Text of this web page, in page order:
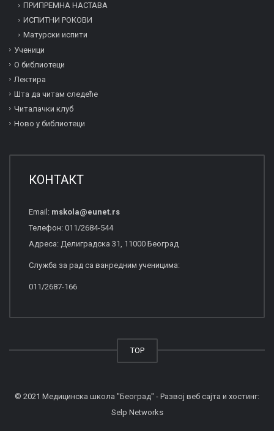
ПРИПРЕМНА НАСТАВА
ИСПИТНИ РОКОВИ
Матурски испити
Ученици
О библиотеци
Лектира
Шта да читам следеће
Читалачки клуб
Ново у библиотеци
КОНТАКТ
Email: mskola@eunet.rs
Телефон: 011/2684-544
Адреса: Делиградска 31, 11000 Београд
Служба за рад са ванредним ученицима:
011/2687-166
TOP
© 2021 Медицинска школа "Београд" - Развој веб сајта и хостинг:
Selp Networks